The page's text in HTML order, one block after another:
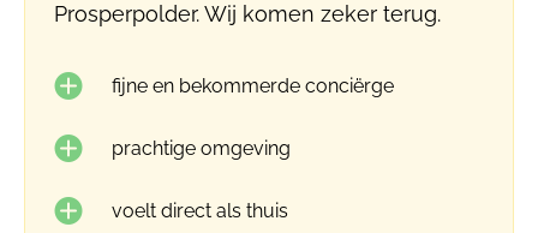
Prosperpolder. Wij komen zeker terug.
fijne en bekommerde conciërge
prachtige omgeving
voelt direct als thuis